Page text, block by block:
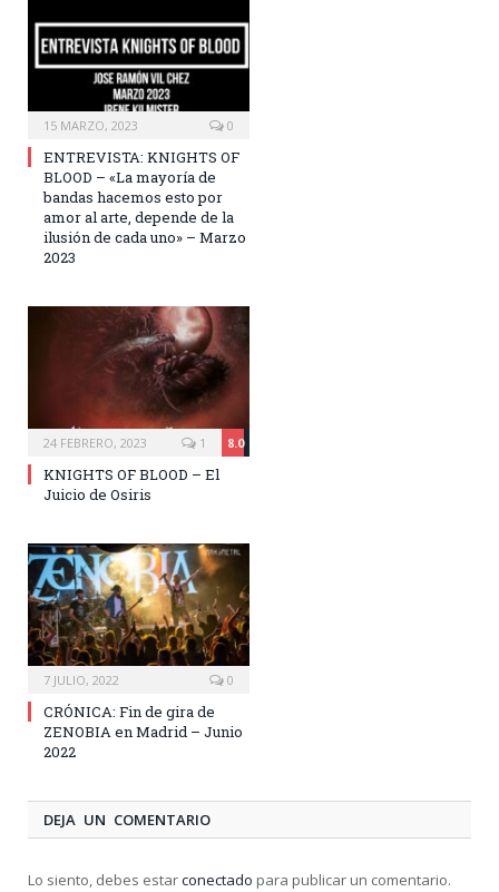
15 MARZO, 2023 0
ENTREVISTA: KNIGHTS OF
BLOOD – «La mayoría de
bandas hacemos esto por
amor al arte, depende de la
ilusión de cada uno» – Marzo
2023
24 FEBRERO, 2023 8.0
1
KNIGHTS OF BLOOD – El
Juicio de Osiris
7 JULIO, 2022 0
CRÓNICA: Fin de gira de
ZENOBIA en Madrid – Junio
2022
DEJA UN COMENTARIO
Lo siento, debes estarconectado para publicar un comentario.